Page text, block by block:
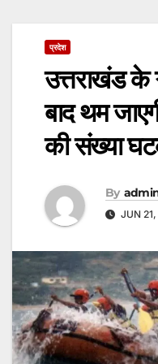
प्रदेश
उत्तराखंड
बाद थम
की संख्या
By
JUN